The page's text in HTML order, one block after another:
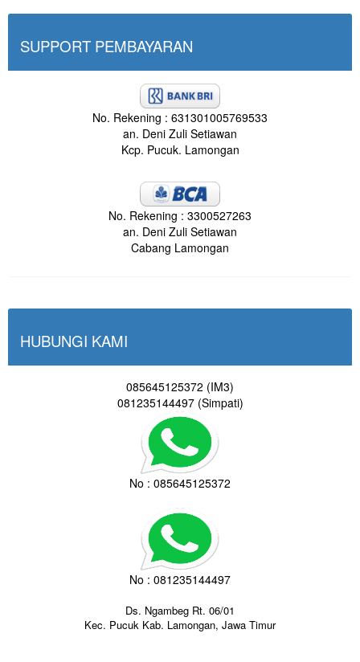
SUPPORT PEMBAYARAN
No. Rekening : 631301005769533
an. Deni Zuli Setiawan
Kcp. Pucuk. Lamongan
No. Rekening : 3300527263
an. Deni Zuli Setiawan
Cabang Lamongan
HUBUNGI KAMI
085645125372 (IM3)
081235144497 (Simpati)
No : 085645125372
No : 081235144497
Ds. Ngambeg Rt. 06/01
Kec. Pucuk Kab. Lamongan, Jawa Timur